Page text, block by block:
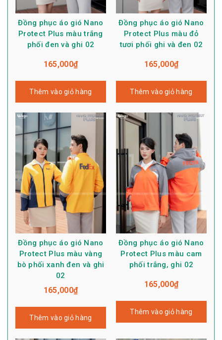
Đồng phục áo gió Nano
Protect Plus màu trắng
phối đen và ghi 02
165,000₫
Thêm vào giỏ hàng
Đồng phục áo gió Nano
Protect Plus màu đỏ
tươi phối ghi và đen 02
165,000₫
Thêm vào giỏ hàng
Đồng phục áo gió Nano
Protect Plus màu vàng
bò phối xanh đen và ghi
02
165,000₫
Thêm vào giỏ hàng
Đồng phục áo gió Nano
Protect Plus màu cam
phối trắng, ghi 02
165,000₫
Thêm vào giỏ hàng